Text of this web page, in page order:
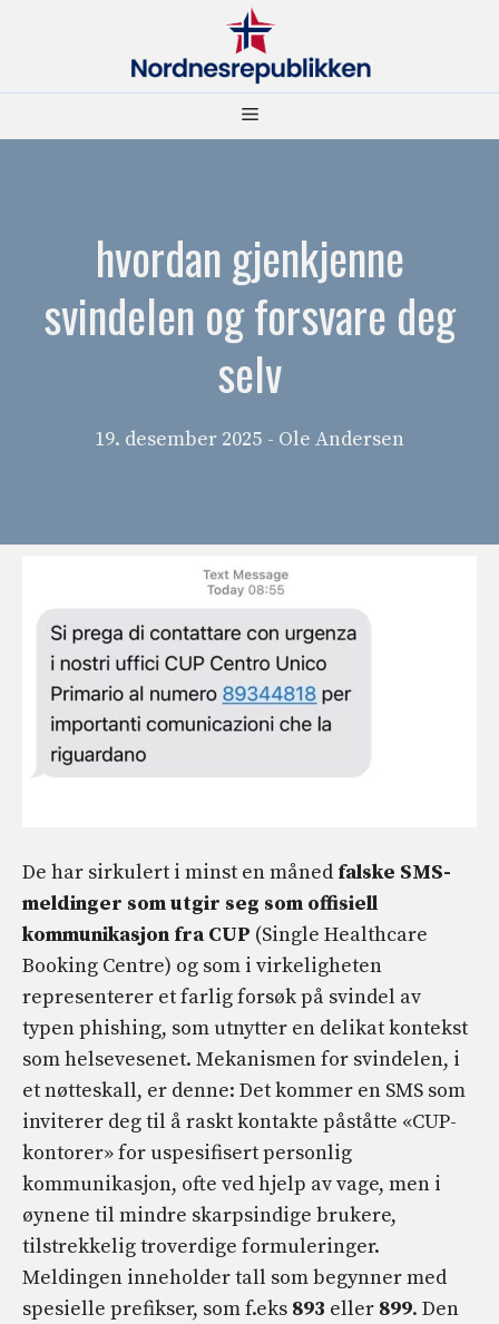
Meny
hvordan gjenkjenne
svindelen og forsvare deg
selv
19. desember 2025 - Ole Andersen
De har sirkulert i minst en måned falske SMS-
meldinger som utgir seg som offisiell
kommunikasjon fra CUP (Single Healthcare
Booking Centre) og som i virkeligheten
representerer et farlig forsøk på svindel av
typen phishing, som utnytter en delikat kontekst
som helsevesenet. Mekanismen for svindelen, i
et nøtteskall, er denne: Det kommer en SMS som
inviterer deg til å raskt kontakte påståtte «CUP-
kontorer» for uspesifisert personlig
kommunikasjon, ofte ved hjelp av vage, men i
øynene til mindre skarpsindige brukere,
tilstrekkelig troverdige formuleringer.
Meldingen inneholder tall som begynner med
spesielle prefikser, som f.eks 893 eller 899. Den